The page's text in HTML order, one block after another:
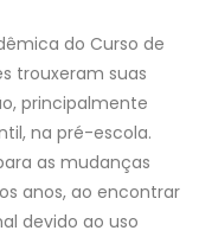
do Curso de
trouxeram suas
principalmente
na pré-escola.
as mudanças
anos, ao encontrar
devido ao uso